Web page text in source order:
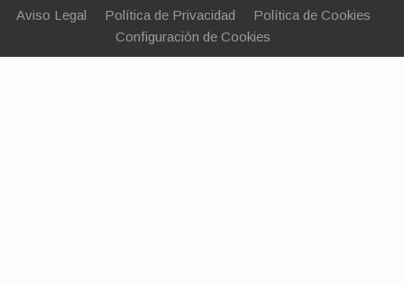
Aviso Legal Política de Privacidad
Política de Cookies
Configuración de Cookies